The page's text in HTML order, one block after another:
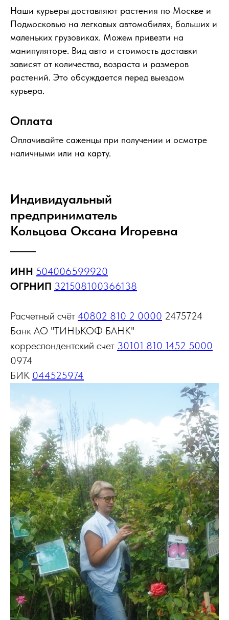
Наши курьеры доставляют растения по Москве и
Подмосковью на легковых автомобилях, больших и
маленьких грузовиках. Можем привезти на
манипуляторе. Вид авто и стоимость доставки
зависят от количества, возраста и размеров
растений. Это обсуждается перед выездом
курьера.
Оплата
Оплачивайте саженцы при получении и осмотре
наличными или на карту.
Индивидуальный
предприниматель
Кольцова Оксана Игоревна
ИНН 504006599920
ОГРНИП 321508100366138
Расчетный счёт 40802 810 2 0000 2475724
Банк АО "ТИНЬКОФ БАНК"
корреспондентский счет 30101 810 1452 5000
0974
БИК 044525974